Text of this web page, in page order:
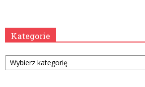
Kategorie
Kategorie